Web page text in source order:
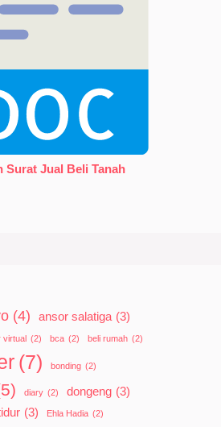
Surat Jual Beli Tanah
(4) ansor salatiga (3)
virtual (2) bca (2) beli rumah (2)
(7) bonding (2)
diary (2) dongeng (3)
(3) Ehla Hadia (2)